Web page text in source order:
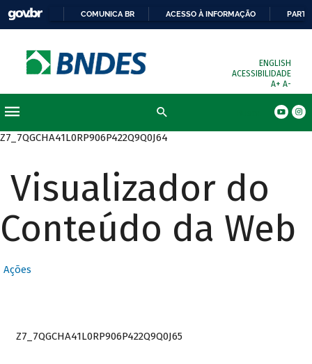
COMUNICA BR ACESSO À INFORMAÇÃO
ENGLISH
ACESSIBILIDADE
A+ A-
Z7_7QGCHA41L0RP906P422Q9Q0J64
Visualizador do
Conteúdo da Web
Ações
Z7_7QGCHA41L0RP906P422Q9Q0J65